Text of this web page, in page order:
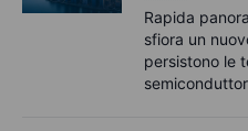
Rapida
sfiora un
persistono le